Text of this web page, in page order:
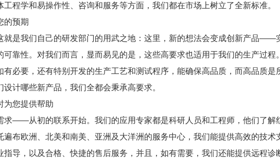
程学和易操作性、咨询和服务等方面，我们都在市场上树立了全新标准。
预期
是我们自己的研发部门的用武之地：这里，新的想法会变成创新产品——
靠性。对我们而言，显而易见的是，这些高要求也适用于我们的生产过程
必要，还有特别开发的生产工艺和测试程序，能确保高品质，而高品质是
计哪些新产品，我们全都会秉承高要求。
您提供帮助
——从初的联系开始。我们的应用专家都是科研人员和工程师，他们了解
布欧洲、北美和南美、亚洲及大洋洲的服务中心，我们能提供高效的技术
导，以及合格、快捷的售后服务，并且，如有需要，我们还能提供远程诊